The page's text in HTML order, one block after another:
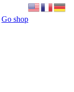
Go shop